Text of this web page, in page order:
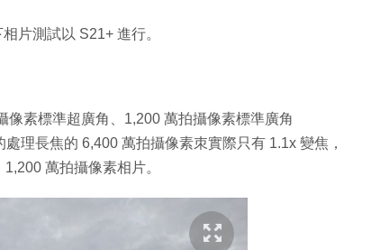
片測試以 S21+ 進行。
素標準超廣角、1,200 萬拍攝像素標準廣角
理長焦的 6,400 萬拍攝像素朿實際只有 1.1x 變焦，
萬拍攝像素相片。